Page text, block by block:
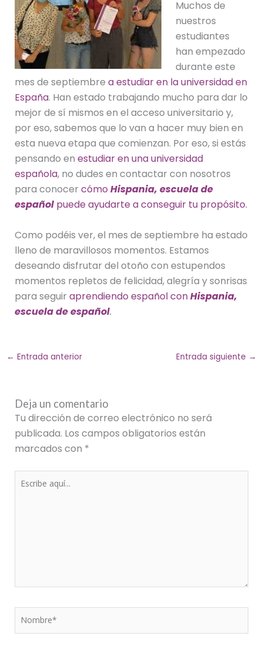
Muchos de
nuestros
estudiantes
han empezado
durante este
mes de septiembre a estudiar en la universidad en
España. Han estado trabajando mucho para dar lo
mejor de sí mismos en el acceso universitario y,
por eso, sabemos que lo van a hacer muy bien en
esta nueva etapa que comienzan. Por eso, si estás
pensando en estudiar en una universidad
española, no dudes en contactar con nosotros
para conocer cómo Hispania, escuela de
español puede ayudarte a conseguir tu propósito.
Como podéis ver, el mes de septiembre ha estado
lleno de maravillosos momentos. Estamos
deseando disfrutar del otoño con estupendos
momentos repletos de felicidad, alegría y sonrisas
para seguir aprendiendo español conHispania,
escuela de español.
← Entrada anterior Entrada siguiente →
Deja un comentario
Tu dirección de correo electrónico no será
publicada. Los campos obligatorios están
marcados con *
Escribe
Nombre*